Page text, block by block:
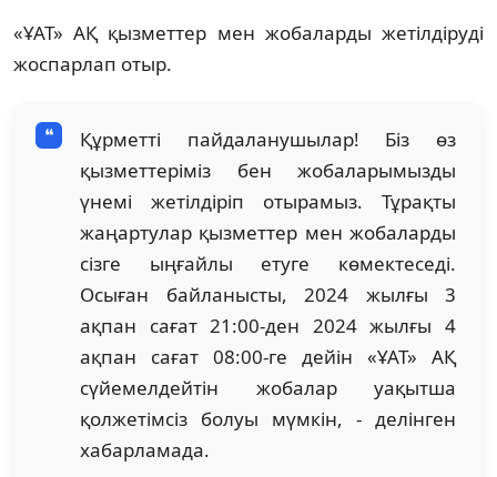
«ҰАТ» АҚ қызметтер мен жобаларды жетілдіруді
жоспарлап отыр.
Құрметті пайдаланушылар! Біз өз
қызметтеріміз бен жобаларымызды
үнемі жетілдіріп отырамыз. Тұрақты
жаңартулар қызметтер мен жобаларды
сізге ыңғайлы етуге көмектеседі.
Осыған байланысты, 2024 жылғы 3
ақпан сағат 21:00-ден 2024 жылғы 4
ақпан сағат 08:00-ге дейін «ҰАТ» АҚ
сүйемелдейтін жобалар уақытша
қолжетімсіз болуы мүмкін, - делінген
хабарламада.